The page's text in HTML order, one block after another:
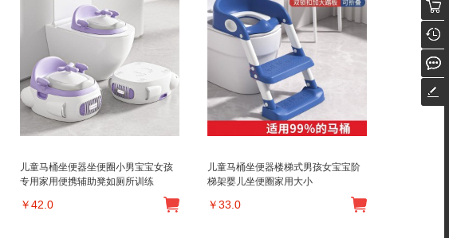
儿童马桶坐便器坐便圈小男宝宝女孩
专用家用便携辅助凳如厕所训练
￥42.0
儿童马桶坐便器楼梯式男孩女宝宝阶
梯架婴儿坐便圈家用大小
￥33.0